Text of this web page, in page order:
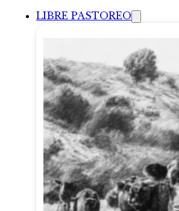
LIBRE PASTOREO